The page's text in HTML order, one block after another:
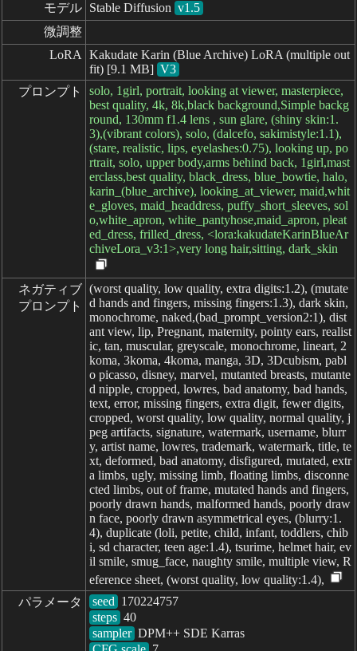
モデル Stable Diffusion v1.5
微調整
LoRA
Kakudate Karin (Blue Archive) LoRA (multiple out
fit) [9.1 MB] V3
プロンプト
solo, 1girl, portrait, looking at viewer, masterpiece,
best quality, 4k, 8k,black background,Simple backg
round, 130mm f1.4 lens , sun glare, (shiny skin:1.
3),(vibrant colors), solo, (dalcefo, sakimistyle:1.1),
(stare, realistic, lips, eyelashes:0.75), looking up, po
rtrait, solo, upper body,arms behind back, 1girl,mast
erclass,best quality, black_dress, blue_bowtie, halo,
karin_(blue_archive), looking_at_viewer, maid,whit
e_gloves, maid_headdress, puffy_short_sleeves, sol
o,white_apron, white_pantyhose,maid_apron, pleat
ed_dress, frilled_dress, <lora:kakudateKarinBlueAr
chiveLora_v3:1>,very long hair,sitting, dark_skin
ネガティブ
プロンプト
(worst quality, low quality, extra digits:1.2), (mutate
d hands and fingers, missing fingers:1.3), dark skin,
monochrome, naked,(bad_prompt_version2:1), dist
ant view, lip, Pregnant, maternity, pointy ears, realist
ic, tan, muscular, greyscale, monochrome, lineart, 2
koma, 3koma, 4koma, manga, 3D, 3Dcubism, pabl
o picasso, disney, marvel, mutanted breasts, mutante
d nipple, cropped, lowres, bad anatomy, bad hands,
text, error, missing fingers, extra digit, fewer digits,
cropped, worst quality, low quality, normal quality, j
peg artifacts, signature, watermark, username, blurr
y, artist name, lowres, trademark, watermark, title, te
xt, deformed, bad anatomy, disfigured, mutated, extr
a limbs, ugly, missing limb, floating limbs, disconne
cted limbs, out of frame, mutated hands and fingers,
poorly drawn hands, malformed hands, poorly draw
n face, poorly drawn asymmetrical eyes, (blurry:1.
4), duplicate (loli, petite, child, infant, toddlers, chib
i, sd character, teen age:1.4), tsurime, helmet hair, ev
il smile, smug_face, naughty smile, multiple view, R
eference sheet, (worst quality, low quality:1.4),
パラメータ
seed
steps
sampler